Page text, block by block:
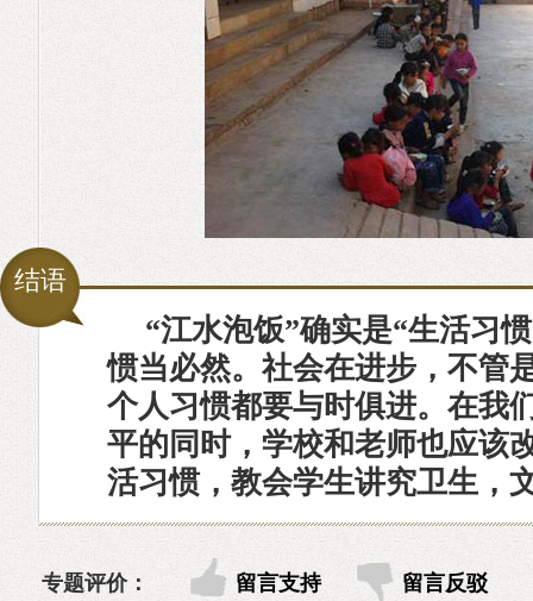
结语
“江水泡饭”确实是“生活习
惯当必然。社会在进步，不管
个人习惯都要与时俱进。在我
平的同时，学校和老师也应该
活习惯，教会学生讲究卫生，
专题评价： 留言支持 留言反驳